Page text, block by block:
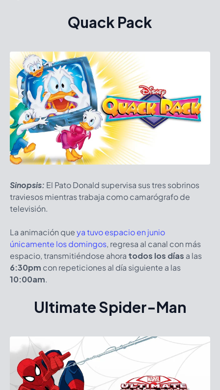
Quack Pack
Sinopsis: El Pato Donald supervisa sus tres sobrinos
traviesos mientras trabaja como camarógrafo de
televisión.
La animación queya tuvo espacio en junio
únicamente los domingos, regresa al canal con más
espacio, transmitiéndose ahora todos los días a las
6:30pm con repeticiones al día siguiente a las
10:00am.
Ultimate Spider-Man